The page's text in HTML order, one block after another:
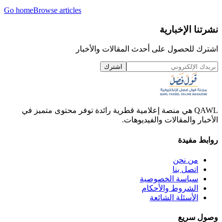
Go homeBrowse articles
نشرتنا الإخبارية
اشترك للحصول على أحدث المقالات والأخبار
اشترك
QAWL هي منصة إعلامية قطرية رائدة توفر محتوى متميز في
الأخبار والمقالات والفيديوهات.
روابط مفيدة
من نحن
اتصل بنا
سياسة الخصوصية
الشروط والأحكام
الأسئلة الشائعة
وصول سريع